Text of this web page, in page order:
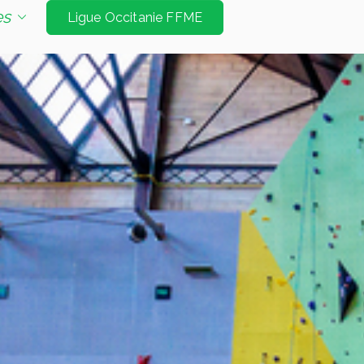
d'escalade de niveau international à Tarbes et
Olympiques. Les disciplines sont vitesse
Ligue Occitanie FFME